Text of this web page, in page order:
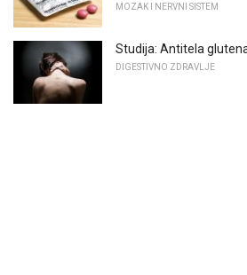
MOZAK I NERVNI SISTEM
Studija: Antitela
DIGESTIVNO ZDRAVLJE